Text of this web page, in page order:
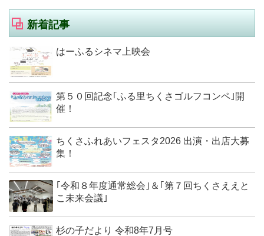
新着記事
はーふるシネマ上映会
第５０回記念｢ふる里ちくさゴルフコンペ｣開
催！
ちくさふれあいフェスタ2026 出演・出店大募
集！
｢令和８年度通常総会｣＆｢第７回ちくさええと
こ未来会議｣
杉の子だより 令和8年7月号